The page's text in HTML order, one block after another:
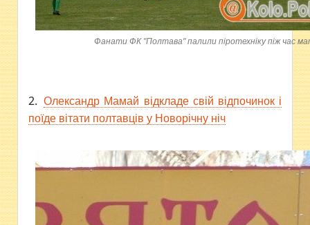
Фанати ФК "Полтава" палили піротехніку піж час
2.
Олександр Мамай відкладе свій відпочинок і
поїде вітати полтавців у Новорічну ніч